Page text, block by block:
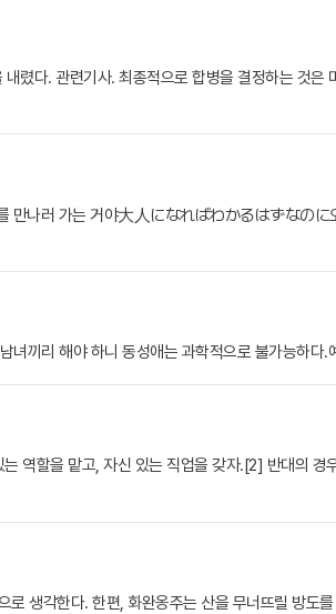
다. 관련기사. 최종적으로 합병을 결정하는 것
나러 가는 거야大人になればわかるはずなの
녀끼리 해야 하니 동성애는 과학적으로 불가능하
역할을 맡고, 자신 있는 직업을 갖자.[2] 반대의
생각한다. 한편, 화완옹주는 산을 무너뜨릴 방